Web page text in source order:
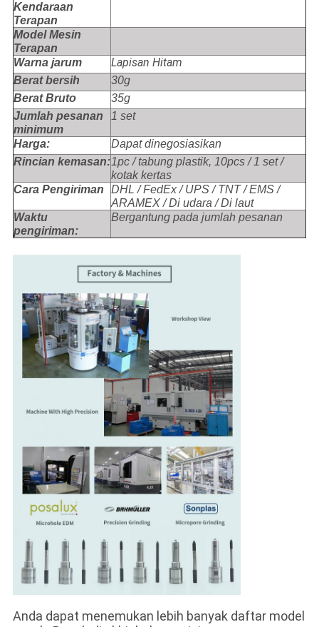
Kendaraan
Terapan
Model Mesin
Terapan
Warna jarum
Lapisan Hitam
Berat bersih
30g
Berat Bruto
35g
Jumlah pesanan
minimum
1 set
Harga:
Dapat dinegosiasikan
Rincian kemasan:1pc / tabung plastik, 10pcs / 1 set /
kotak kertas
Cara Pengiriman
DHL / FedEx / UPS / TNT / EMS /
ARAMEX / Di udara / Di laut
Waktu
pengiriman:
Bergantung pada jumlah pesanan
Anda dapat menemukan lebih banyak daftar model